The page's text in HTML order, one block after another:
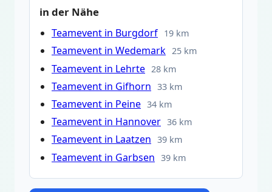
in der Nähe
Teamevent in Burgdorf 19 km
Teamevent in Wedemark 25 km
Teamevent in Lehrte 28 km
Teamevent in Gifhorn 33 km
Teamevent in Peine 34 km
Teamevent in Hannover 36 km
Teamevent in Laatzen 39 km
Teamevent in Garbsen 39 km